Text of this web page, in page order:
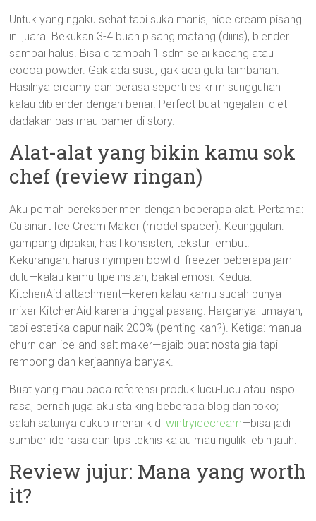
Untuk yang ngaku sehat tapi suka manis, nice cream pisang
ini juara. Bekukan 3-4 buah pisang matang (diiris), blender
sampai halus. Bisa ditambah 1 sdm selai kacang atau
cocoa powder. Gak ada susu, gak ada gula tambahan.
Hasilnya creamy dan berasa seperti es krim sungguhan
kalau diblender dengan benar. Perfect buat ngejalani diet
dadakan pas mau pamer di story.
Alat-alat yang bikin kamu sok
chef (review ringan)
Aku pernah bereksperimen dengan beberapa alat. Pertama:
Cuisinart Ice Cream Maker (model spacer). Keunggulan:
gampang dipakai, hasil konsisten, tekstur lembut.
Kekurangan: harus nyimpen bowl di freezer beberapa jam
dulu—kalau kamu tipe instan, bakal emosi. Kedua:
KitchenAid attachment—keren kalau kamu sudah punya
mixer KitchenAid karena tinggal pasang. Harganya lumayan,
tapi estetika dapur naik 200% (penting kan?). Ketiga: manual
churn dan ice-and-salt maker—ajaib buat nostalgia tapi
rempong dan kerjaannya banyak.
Buat yang mau baca referensi produk lucu-lucu atau inspo
rasa, pernah juga aku stalking beberapa blog dan toko;
salah satunya cukup menarik diwintryicecream—bisa jadi
sumber ide rasa dan tips teknis kalau mau ngulik lebih jauh.
Review jujur: Mana yang worth
it?